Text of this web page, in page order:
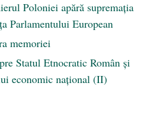
Poloniei apără supremația
Parlamentului European
memoriei
Statul Etnocratic Român şi
economic naţional (II)